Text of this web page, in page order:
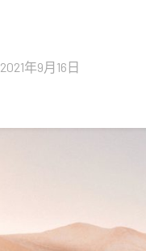
2021年9月16日